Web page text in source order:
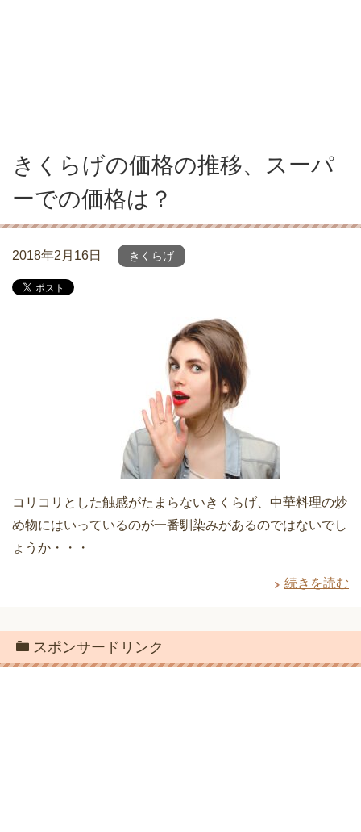
きくらげの価格の推移、スーパ
ーでの価格は？
2018年2月16日 きくらげ
コリコリとした触感がたまらないきくらげ、中華料理の炒
め物にはいっているのが一番馴染みがあるのではないでし
ょうか・・・
続きを読む
スポンサードリンク